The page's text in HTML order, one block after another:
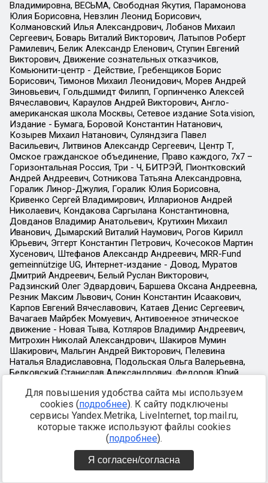
Для повышения удобства сайта мы используем
cookies (подробнее). К сайту подключены
сервисы Yandex.Metrika, LiveInternet, top.mail.ru,
которые также используют файлы cookies
(подробнее).
Я согласен/согласна